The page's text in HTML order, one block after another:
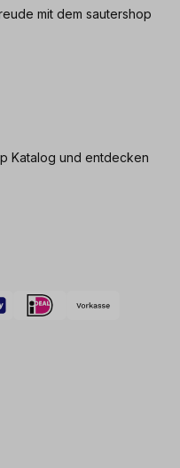
mit dem sautershop
Katalog und entdecken